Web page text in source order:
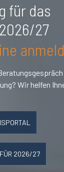
für das
27
Wir helfen
FÜR 2026/27